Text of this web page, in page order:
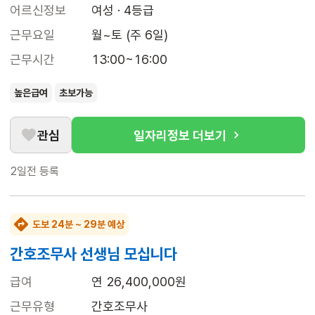
어르신정보
여성 · 4등급
근무요일
월~토 (주 6일)
근무시간
13:00~16:00
높은급여 초보가능
관심 일자리정보 더보기
2일전 등록
도보 24분 ~ 29분 예상
간호조무사 선생님 모십니다
급여
연 26,400,000원
근무유형
간호조무사